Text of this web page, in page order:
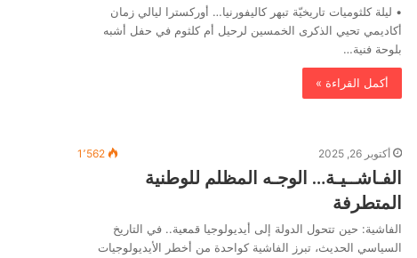
• ليلة كلثوميات تاريخيّة تبهر كاليفورنيا… أوركسترا ليالي زمان
أكاديمي تحيي الذكرى الخمسين لرحيل أم كلثوم في حفل أشبه
بلوحة فنية…
أكمل القراءة »
أكتوبر 26, 2025 1٬562
الفـاشــيـة… الوجـه المظلم للوطنية
المتطرفة
الفاشية: حين تتحول الدولة إلى أيديولوجيا قمعية.. في التاريخ
السياسي الحديث، تبرز الفاشية كواحدة من أخطر الأيديولوجيات